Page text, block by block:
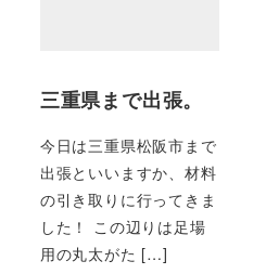
三重県まで出張。
今日は三重県松阪市まで
出張といいますか、材料
の引き取りに行ってきま
した！ この辺りは足場
用の丸太がた […]